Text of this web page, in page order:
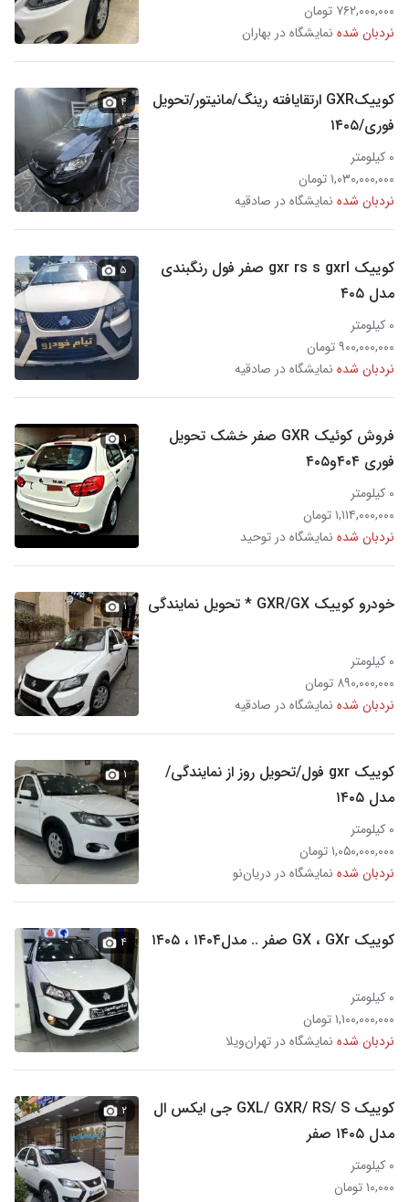
۷۶۲,۰۰۰,۰۰۰ تومان
نردبان شده نمایشگاه در بهاران
کوییکGXR ارتقایافته رینگ/مانیتور/تحویل
فوری/۱۴۰۵
۰ کیلومتر
۱,۰۳۰,۰۰۰,۰۰۰ تومان
نردبان شده نمایشگاه در صادقیه
۴
کوییک gxr rs s gxrl صفر فول رنگبندی
مدل ۴۰۵
۰ کیلومتر
۹۰۰,۰۰۰,۰۰۰ تومان
نردبان شده نمایشگاه در صادقیه
۵
فروش کوئیک GXR صفر خشک تحویل
فوری ۴۰۴و۴۰۵
۰ کیلومتر
۱,۱۱۴,۰۰۰,۰۰۰ تومان
نردبان شده نمایشگاه در توحید
۱
خودرو کوییک GXR/GX * تحویل نمایندگی
۰ کیلومتر
۸۹۰,۰۰۰,۰۰۰ تومان
نردبان شده نمایشگاه در صادقیه
۱
کوییک gxr فول/تحویل روز از نمایندگی/
مدل ۱۴۰۵
۰ کیلومتر
۱,۰۵۰,۰۰۰,۰۰۰ تومان
نردبان شده نمایشگاه در دریان‌نو
۱
کوییک GX ، GXr صفر .. مدل۱۴۰۴ ، ۱۴۰۵
۰ کیلومتر
۱,۱۰۰,۰۰۰,۰۰۰ تومان
نردبان شده نمایشگاه در تهران‌ویلا
۴
کوییک GXL/ GXR/ RS/ S جی ایکس ال
مدل ۱۴۰۵ صفر
۰ کیلومتر
۱۰,۰۰۰ تومان
۲